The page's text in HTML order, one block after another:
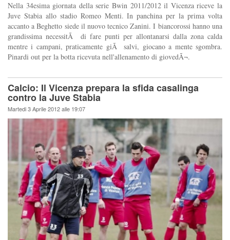
Nella 34esima giornata della serie Bwin 2011/2012 il Vicenza riceve la
Juve Stabia allo stadio Romeo Menti. In panchina per la prima volta
accanto a Beghetto siede il nuovo tecnico Zanini. I biancorossi hanno una
grandissima necessitÃ di fare punti per allontanarsi dalla zona calda
mentre i campani, praticamente giÃ salvi, giocano a mente sgombra.
Pinardi out per la botta ricevuta nell'allenamento di giovedÃ¬.
Calcio: Il Vicenza prepara la sfida casalinga
contro la Juve Stabia
Martedi 3 Aprile 2012 alle 19:07